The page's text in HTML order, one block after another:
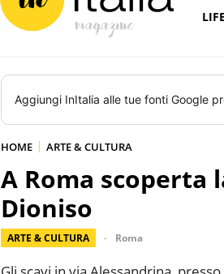
Aggiungi InItalia alle tue fonti Google
HOME ARTE & CULTURA
A Roma scoperta
Dioniso
ARTE & CULTURA Roma